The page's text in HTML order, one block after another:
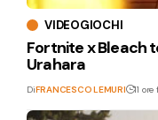
VIDEOGIOCHI
Fortnite x Bleach
Urahara
DiFRANCESCO LEMURI 11 ore